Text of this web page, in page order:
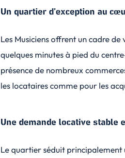
Un quartier d’exception au
Les Musiciens offrent un cadre
quelques minutes à pied du
présence de nombreux
les locataires comme pour les
Une demande locative stable
Le quartier séduit principalement